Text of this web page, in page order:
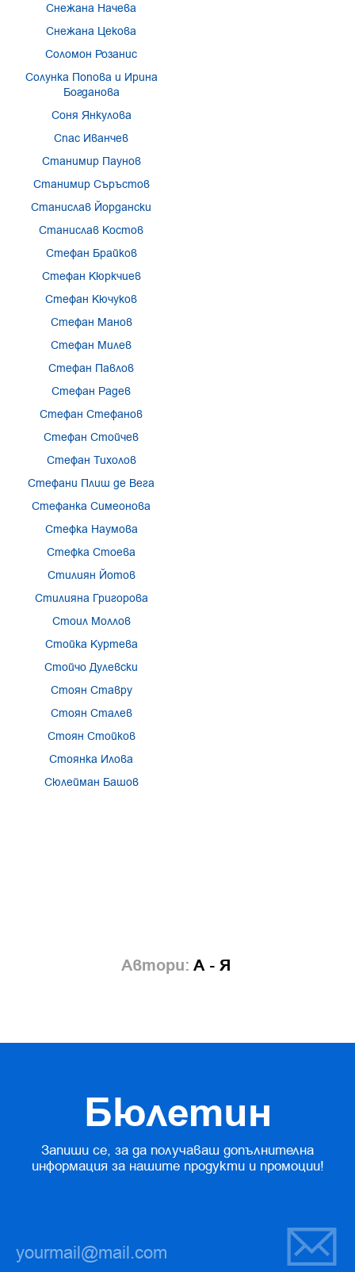
Снежана Начева
Снежана Цекова
Соломон Розанис
Солунка Попова и Ирина
Богданова
Соня Янкулова
Спас Иванчев
Станимир Паунов
Станимир Съръстов
Станислав Йордански
Станислав Костов
Стефан Брайков
Стефан Кюркчиев
Стефан Кючуков
Стефан Манов
Стефан Милев
Стефан Павлов
Стефан Радев
Стефан Стефанов
Стефан Стойчев
Стефан Тихолов
Стефани Плиш де Вега
Стефанка Симеонова
Стефка Наумова
Стефка Стоева
Стилиян Йотов
Стилияна Григорова
Стоил Моллов
Стойка Куртева
Стойчо Дулевски
Стоян Ставру
Стоян Сталев
Стоян Стойков
Стоянка Илова
Сюлейман Башов
Автори: А - Я
Бюлетин
Запиши се, за да получаваш допълнителна
информация за нашите продукти и промоции!